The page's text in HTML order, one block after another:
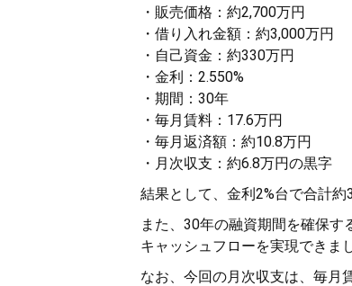
・販売価格：約2,700万円
・借り入れ金額：約3,000万円
・自己資金：約330万円
・金利：2.550%
・期間：30年
・毎月賃料：17.6万円
・毎月返済額：約10.8万円
・月次収支：約6.8万円の黒字
結果として、金利2%台で合計
また、30年の融資期間を確保
キャッシュフローを実現できま
なお、今回の月次収支は、毎月